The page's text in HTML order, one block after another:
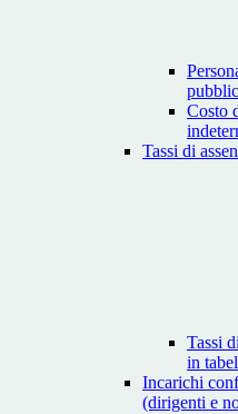
Costo
Tassi di
Tassi
in
Incarichi
(dirigenti e